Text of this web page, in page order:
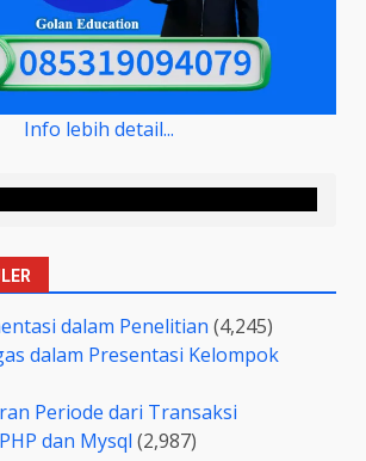
Info lebih detail...
dalam Penelitian (4,245)
dalam Presentasi Kelompok
Periode dari Transaksi
dan Mysql (2,987)